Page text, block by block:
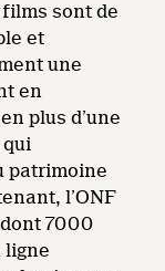
sont de
et
une
en
plus d’une
qui
patrimoine
l’ONF
7000
ligne